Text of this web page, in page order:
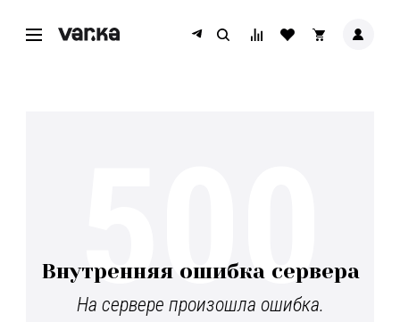
Внутренняя ошибка сервера
На сервере произошла ошибка.
500